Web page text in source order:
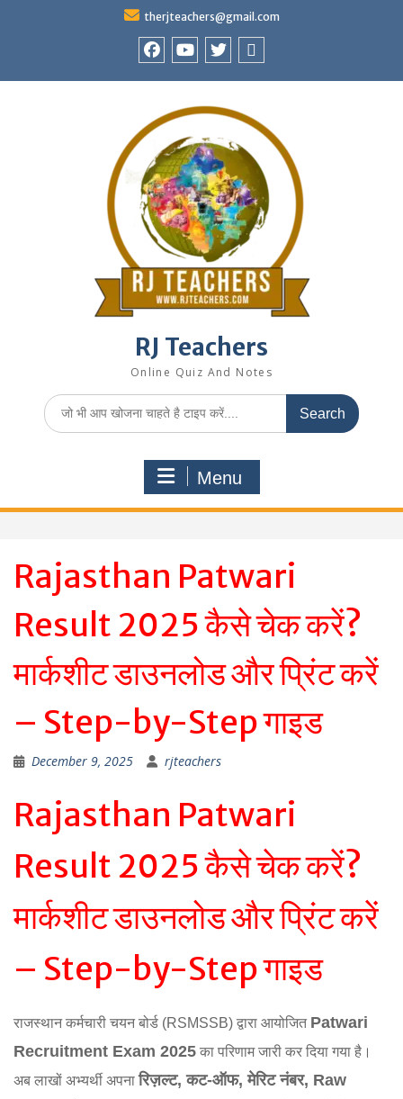
therjteachers@gmail.com
RJ Teachers
Online Quiz And Notes
Search
for:
Menu
Rajasthan Patwari
Result 2025 कैसे चेक करें?
मार्कशीट डाउनलोड और प्रिंट करें
– Step-by-Step गाइड
December 9, 2025 rjteachers
Rajasthan Patwari
Result 2025 कैसे चेक करें?
मार्कशीट डाउनलोड और प्रिंट करें
– Step-by-Step गाइड
राजस्थान कर्मचारी चयन बोर्ड (RSMSSB) द्वारा आयोजित Patwari
Recruitment Exam 2025 का परिणाम जारी कर दिया गया है।
अब लाखों अभ्यर्थी अपनारिज़ल्ट, कट-ऑफ, मेरिट नंबर, Raw